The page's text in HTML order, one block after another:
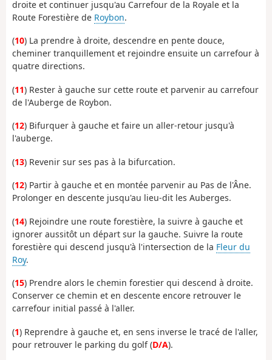
droite et continuer jusqu'au Carrefour de la Royale et la
Route Forestière de Roybon.
(10) La prendre à droite, descendre en pente douce,
cheminer tranquillement et rejoindre ensuite un carrefour à
quatre directions.
(11) Rester à gauche sur cette route et parvenir au carrefour
de l'Auberge de Roybon.
(12) Bifurquer à gauche et faire un aller-retour jusqu'à
l'auberge.
(13) Revenir sur ses pas à la bifurcation.
(12) Partir à gauche et en montée parvenir au Pas de l'Âne.
Prolonger en descente jusqu'au lieu-dit les Auberges.
(14) Rejoindre une route forestière, la suivre à gauche et
ignorer aussitôt un départ sur la gauche. Suivre la route
forestière qui descend jusqu'à l'intersection de la Fleur du
Roy.
(15) Prendre alors le chemin forestier qui descend à droite.
Conserver ce chemin et en descente encore retrouver le
carrefour initial passé à l'aller.
(1) Reprendre à gauche et, en sens inverse le tracé de l'aller,
pour retrouver le parking du golf (D/A).